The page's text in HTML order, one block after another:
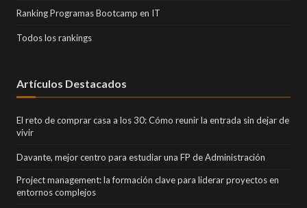
Ranking Programas Bootcamp en IT
Todos los rankings
Artículos Destacados
El reto de comprar casa a los 30: Cómo reunir la entrada sin dejar de
vivir
Davante, mejor centro para estudiar una FP de Administración
Project management: la formación clave para liderar proyectos en
entornos complejos